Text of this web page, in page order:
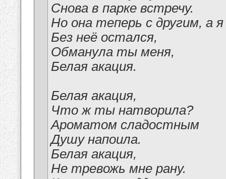
Снова в парке встречу.
Но она теперь с другим, а я
Без неё остался,
Обманула ты меня,
Белая акация.
Белая акация,
Что ж ты натворила?
Ароматом сладостным
Душу напоила.
Белая акация,
Не тревожь мне рану.